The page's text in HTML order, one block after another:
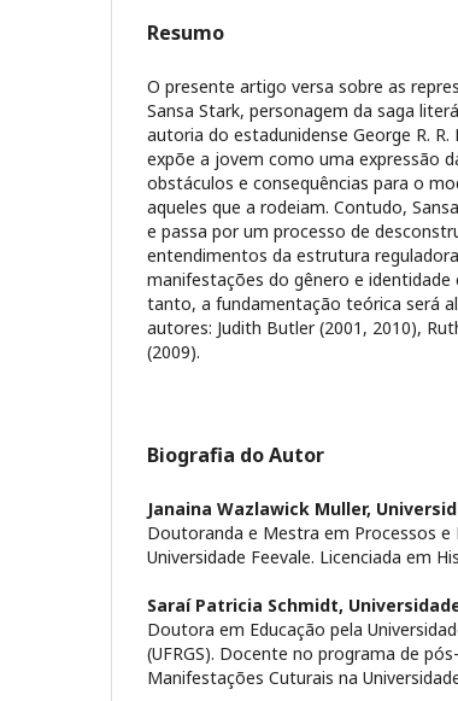
Resumo
O presente artigo versa sobre as
Sansa Stark, personagem da saga
autoria do estadunidense George R.
expõe a jovem como uma expressão
obstáculos e consequências para o
aqueles que a rodeiam. Contudo,
e passa por um processo de
entendimentos da estrutura
manifestações do gênero e
tanto, a fundamentação teórica será
autores: Judith Butler (2001, 2010),
(2009).
Biografia do Autor
Janaina Wazlawick Muller,
Doutoranda e Mestra em Processos e
Universidade Feevale. Licenciada em
Saraí Patricia Schmidt,
Doutora em Educação pela
(UFRGS). Docente no programa de
Manifestações Cuturais na